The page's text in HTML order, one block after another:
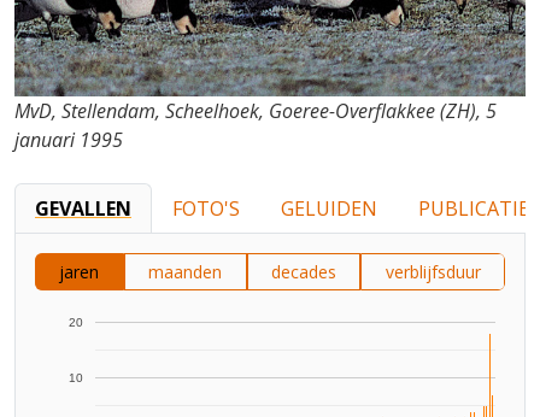
MvD, Stellendam, Scheelhoek, Goeree-Overflakkee (ZH), 5
januari 1995
GEVALLEN FOTO'S GELUIDEN PUBLICATIES
jaren maanden decades verblijfsduur
10
20